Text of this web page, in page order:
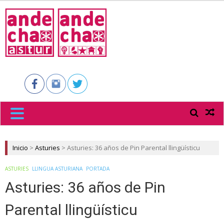
ASTUR
Inicio > Asturies > Asturies: 36 años de Pin Parental llingüísticu
ASTURIES LLINGUA ASTURIANA PORTADA
Asturies: 36 años de Pin
Parental llingüísticu